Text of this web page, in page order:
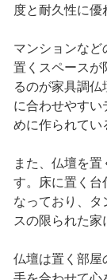
度と耐久性に優
マンションなど
置くスペースが
るのが家具調
に合わせやすい
めに作られてい
また、仏壇を置
す。床に置く台
なっており、タ
スの限られた家
仏壇は置く部屋